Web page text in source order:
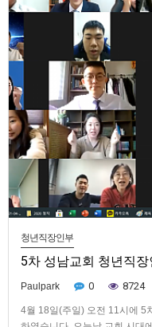
청년직장인부
5차 성남교회 청년직
Paulpark 0 8724
4월 18일(주일) 오전 11시에 5